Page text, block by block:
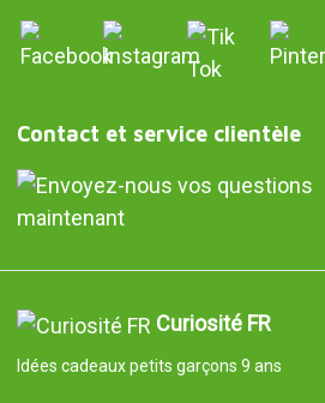
Contact et service clientèle
maintenant
Curiosité FR
Idées cadeaux petits garçons 9 ans